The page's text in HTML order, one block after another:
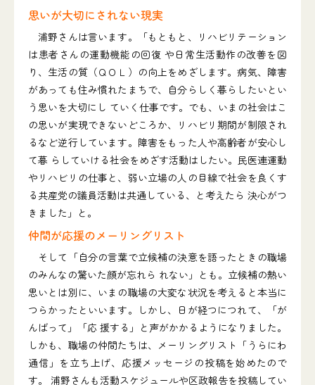
思いが大切にされない現実
浦野さんは言います。「もともと、リハビリテーション
は患者さんの運動機能の回復 や日常生活動作の改善を図
り、生活の質（ＱＯＬ）の向上をめざします。病気、障害
があっても住み慣れたまちで、自分らしく暮らしたいとい
う思いを大切にし ていく仕事です。でも、いまの社会はこ
の思いが実現できないどころか、リハビリ期間が制限され
るなど逆行しています。障害をもった人や高齢者が安心し
て暮 らしていける社会をめざす活動はしたい。民医連運動
やリハビリの仕事と、弱い立場の人の目線で社会を良くす
る共産党の議員活動は共通している、と考えたら 決心がつ
きました」と。
仲間が応援のメーリングリスト
そして「自分の言葉で立候補の決意を語ったときの職場
のみんなの驚いた顔が忘れら れない」とも。立候補の熱い
思いとは別に、いまの職場の大変な状況を考えると本当に
つらかったといいます。しかし、日が経つにつれて、「が
んばって」「応 援する」と声がかかるようになりました。
しかも、職場の仲間たちは、メーリングリスト「うらにわ
通信」を立ち上げ、応援メッセージの投稿を始めたので
す。 浦野さんも活動スケジュールや区政報告を投稿してい